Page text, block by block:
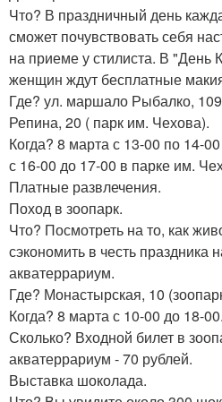
Что? В праздничный день
сможет почувствовать себя
на приеме у стилиста. В "День
женщин ждут бесплатные
Где? ул. маршало Рыбалко,
Репина, 20 ( парк им. Чехова).
Когда? 8 марта с 13-00 по 14-
с 16-00 до 17-00 в парке им.
Платные развлечения.
Поход в зоопарк.
Что? Посмотреть на то, как
сэкономить в честь праздника
акватеррариум.
Где? Монастырская, 10
Когда? 8 марта с 10-00 до 18-00.
Сколько? Входной билет в
акватеррариум - 70 рублей.
Выставка шоколада.